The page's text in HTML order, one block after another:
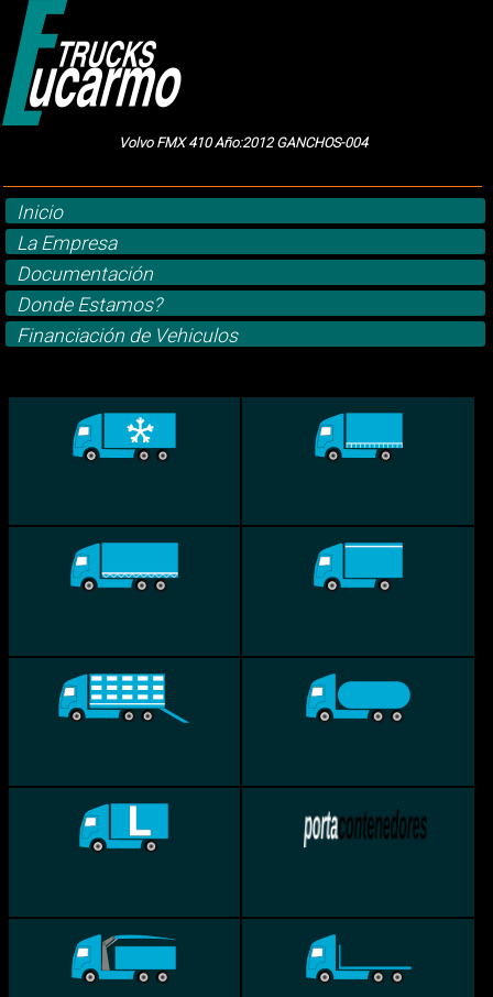
Volvo FMX 410 Año:2012 GANCHOS-004
Inicio
La Empresa
Documentación
Donde Estamos?
Financiación de Vehiculos